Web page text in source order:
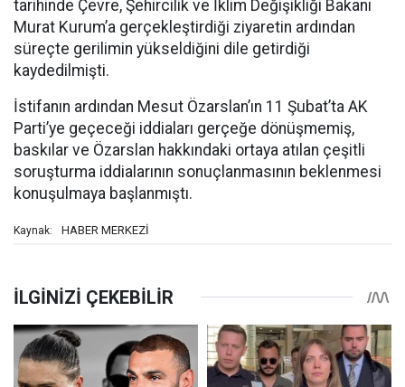
tarihinde Çevre, Şehircilik ve İklim Değişikliği Bakanı
Murat Kurum’a gerçekleştirdiği ziyaretin ardından
süreçte gerilimin yükseldiğini dile getirdiği
kaydedilmişti.
İstifanın ardından Mesut Özarslan’ın 11 Şubat’ta AK
Parti’ye geçeceği iddiaları gerçeğe dönüşmemiş,
baskılar ve Özarslan hakkındaki ortaya atılan çeşitli
soruşturma iddialarının sonuçlanmasının beklenmesi
konuşulmaya başlanmıştı.
Kaynak: HABER MERKEZİ